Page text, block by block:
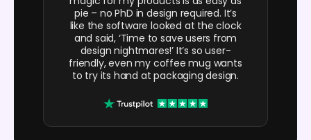
pie – no PhD in design required. It’s
like the software looked at the clock
and said, ‘Time to save users from
design nightmares!’ It’s so user-
friendly, even my coffee mug wants
to try its hand at packaging design.